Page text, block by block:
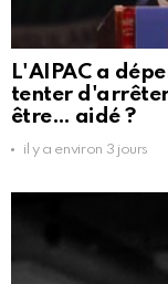
L'AIPAC a
tenter
être… aidé ?
il y a environ 3 jours